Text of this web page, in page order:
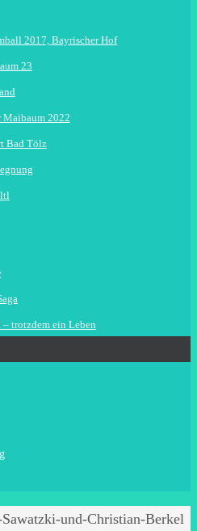
2017, Bayrischer Hof
23
Maibaum 2022
Bad Tölz
trotzdem ein Leben
und-Christian-Berkel